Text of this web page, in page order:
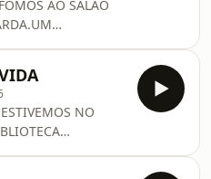
AO SALÃO
NO